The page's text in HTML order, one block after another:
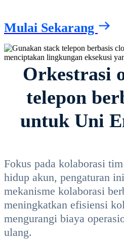
Mulai Sekarang
Orkestrasi
telepon
untuk Uni
Fokus pada kolaborasi
hidup akun, pengaturan
mekanisme kolaborasi
meningkatkan efisiensi
mengurangi biaya
ulang.